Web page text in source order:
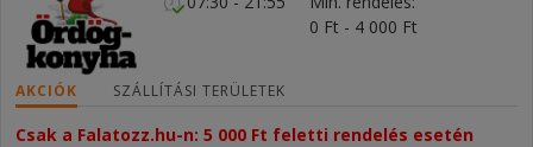
0 Ft - 4 000 Ft
AKCIÓK SZÁLLÍTÁSI TERÜLETEK
Csak a Falatozz.hu-n: 5 000 Ft feletti rendelés esetén